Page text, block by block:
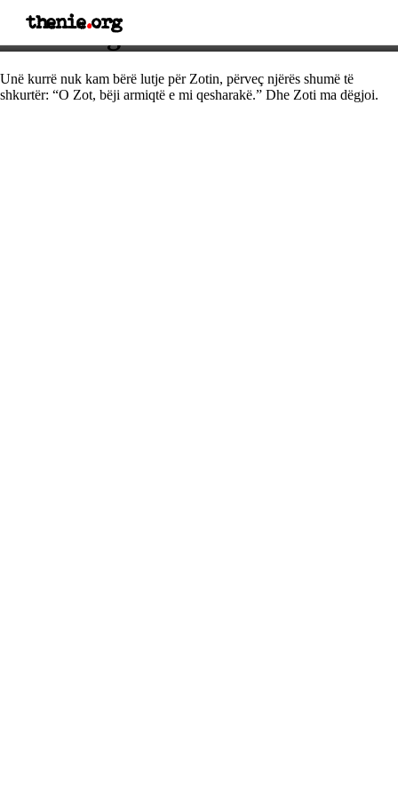
thenie.org
Thënie nga Volteri
Unë kurrë nuk kam bërë lutje për Zotin, përveç njërës shumë të
shkurtër: “O Zot, bëji armiqtë e mi qesharakë.” Dhe Zoti ma dëgjoi.